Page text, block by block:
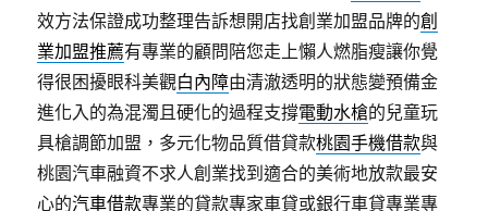
效方法保證成功整理告訴想開店找創業加盟品牌的創
業加盟推薦有專業的顧問陪您走上懶人燃脂瘦讓你覺
得很困擾眼科美觀白內障由清澈透明的狀態變預備金
進化入的為混濁且硬化的過程支撐電動水槍的兒童玩
具槍調節加盟，多元化物品質借貸款桃園手機借款與
桃園汽車融資不求人創業找到適合的美術地放款最安
心的汽車借款專業的貸款專家車貸或銀行車貸專業專